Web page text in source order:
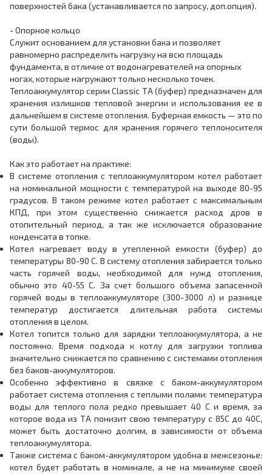
поверхностей бака (устанавливается по запросу, доп.опция).
- Опорное кольцо
Служит основанием для установки бака и позволяет
равномерно распределить нагрузку на всю площадь
фундамента, в отличие от водонагревателей на опорных
ногах, которые нагружают только несколько точек.
Теплоаккумулятор серии Classic ТА (буфер) предназначен для
хранения излишков тепловой энергии и использования ее в
дальнейшем в системе отопления. Буферная емкость — это по
сути большой термос для хранения горячего теплоносителя
(воды).
Как это работает на практике:
В системе отопления с теплоаккумулятором котел работает
на номинальной мощности с температурой на выходе 80-95
градусов. В таком режиме котел работает с максимальным
КПД, при этом существенно снижается расход дров в
отопительный период, а так же исключается образование
конденсата в топке.
Котел нагревает воду в утепленной емкости (буфер) до
температуры 80-90 С. В систему отопления забирается только
часть горячей воды, необходимой для нужд отопления,
обычно это 40-55 С. За счет большого объема запасенной
горячей воды в теплоаккумуляторе (300-3000 л) и разнице
температур достигается длительная работа системы
отопления в целом.
Котел топится только для зарядки теплоаккумулятора, а не
постоянно. Время подхода к котлу для загрузки топлива
значительно снижается по сравнению с системами отопления
без баков-аккумуляторов.
Особенно эффективно в связке с баком-аккумулятором
работает система отопления с теплыми полами: температура
воды для теплого пола редко превышает 40 С и время, за
которое вода из ТА понизит свою температуру с 85С до 40С,
может быть достаточно долгим, в зависимости от объема
теплоаккумулятора.
Также система с баком-аккумулятором удобна в межсезонье:
котел будет работать в номинале, а не на минимуме своей